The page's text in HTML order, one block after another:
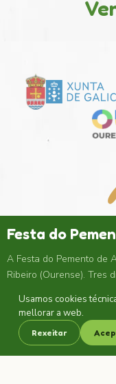
Festa do
A Festa do Pemento de
Ribeiro (Ourense). Tres
CONTACTO
A Arnoia · 32417 ·
988 48 69 00
Usamos cookies
mellorar a web.
Rexeitar